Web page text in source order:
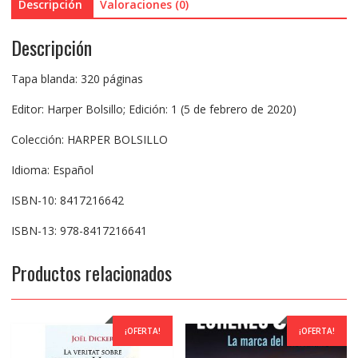
Descripción Valoraciones (0)
Descripción
Tapa blanda: 320 páginas
Editor: Harper Bolsillo; Edición: 1 (5 de febrero de 2020)
Colección: HARPER BOLSILLO
Idioma: Español
ISBN-10: 8417216642
ISBN-13: 978-8417216641
Productos relacionados
¡OFERTA! ¡OFERTA!